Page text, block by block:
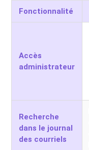
Fonctionnalité
Accès
administrateur
Recherche
dans le journal
des courriels